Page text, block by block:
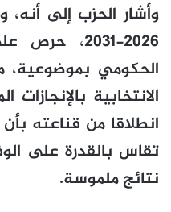
وأشار الحزب إلى أنه،
2026-
الحكومي بموضوعية،
الانتخابية
انطلاقا من قناعته
تقاس بالقدرة على
نتائج ملموسة.